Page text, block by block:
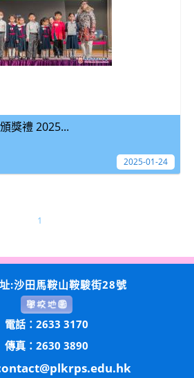
獎禮 2025...
2025-01-24
1
:沙田馬鞍山鞍駿街28號
電話：2633 3170
傳真：2630 3890